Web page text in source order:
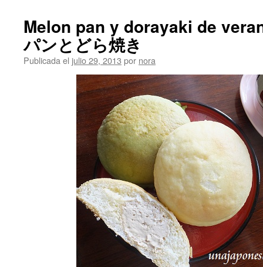
Melon pan y dorayaki de
パンとどら焼き
Publicada el julio 29, 2013 por nora